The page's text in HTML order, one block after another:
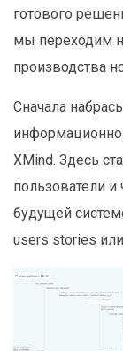
готового
мы переходим
производства
Сначала
XMind. Здесь
пользователи
будущей
users stories